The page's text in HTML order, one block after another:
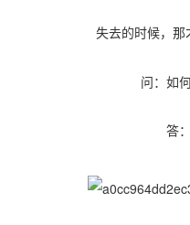
失去的时候，
问：如
答